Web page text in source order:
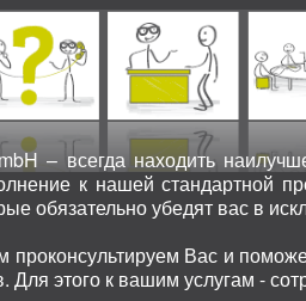
– всегда находить
к нашей стандартной
обязательно убедят вас в
проконсультируем Вас и
Для этого к вашим услугам -